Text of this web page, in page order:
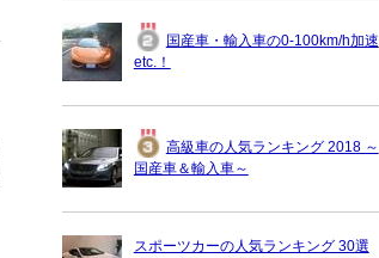
国産車・輸入車の0-100km/h加速
etc.！
高級車の人気ランキング 2018 ～
国産車＆輸入車～
スポーツカーの人気ランキング 30選